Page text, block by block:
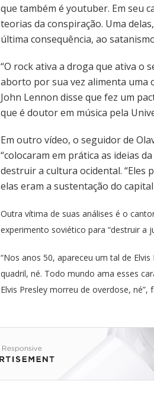
que também é youtuber. Em seu
teorias da conspiração. Uma
última consequência, ao
“O rock ativa a droga que ativa o
aborto por sua vez alimenta uma
John Lennon disse que fez um
que é doutor em música pela
Em outro vídeo, o seguidor de
“colocaram em prática as ideias
destruir a cultura ocidental. “Eles
elas eram a sustentação do
Outra vítima de suas análises é o
experimento soviético para “destruir a
“Nos anos 50, apareceu um tal de
quadril, né. Todo mundo ama esses
Elvis Presley morreu de overdose, né”,